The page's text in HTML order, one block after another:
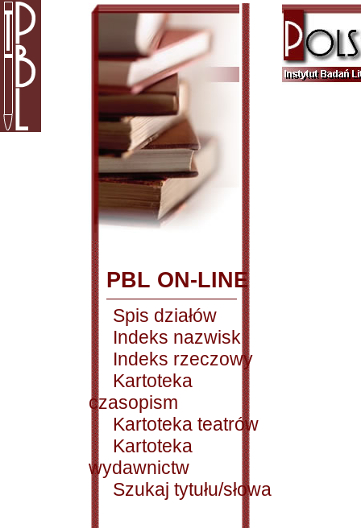
PBL ON-LINE
Spis działów
Indeks nazwisk
Indeks rzeczowy
Kartoteka
czasopism
Kartoteka teatrów
Kartoteka
wydawnictw
Szukaj tytułu/słowa